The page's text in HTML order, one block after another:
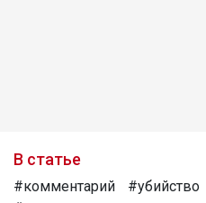
В статье
#комментарий #убийство